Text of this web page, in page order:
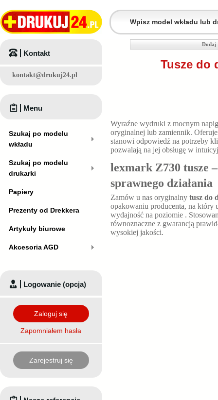
Dodaj
Tusze do
Wyraźne wydruki z mocnym
oryginalnej lub zamiennik.
stanowi odpowiedź na potrzeby
pozwalają na jej obsługę w
lexmark Z730 tusze
sprawnego działania
Zamów u nas oryginalny tusz do
opakowaniu producenta, na który
wydajność na poziomie .
równoznaczne z gwarancją
wysokiej jakości.
Kontakt
kontakt@drukuj24.pl
Menu
Szukaj po modelu
wkładu
Szukaj po modelu
drukarki
Papiery
Prezenty od Drekkera
Artykuły biurowe
Akcesoria AGD
Logowanie (opcja)
Zaloguj się
Zapomniałem hasła
Zarejestruj się